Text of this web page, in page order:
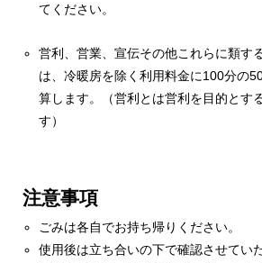
てください。
営利、営業、宣伝その他これらに類す
は、冷暖房を除く利用料金に100分の
算します。（営利とは営利を目的とす
す）
注意事項
ごみは各自でお持ち帰りください。
使用後は立ち合いの下で確認させてい